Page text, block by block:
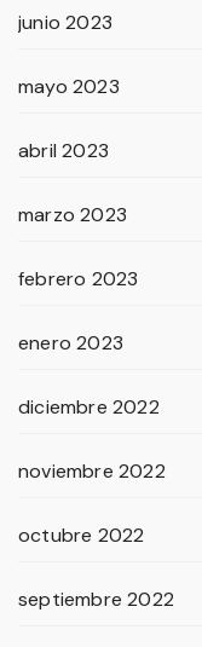
junio 2023
mayo 2023
abril 2023
marzo 2023
febrero 2023
enero 2023
diciembre 2022
noviembre 2022
octubre 2022
septiembre 2022